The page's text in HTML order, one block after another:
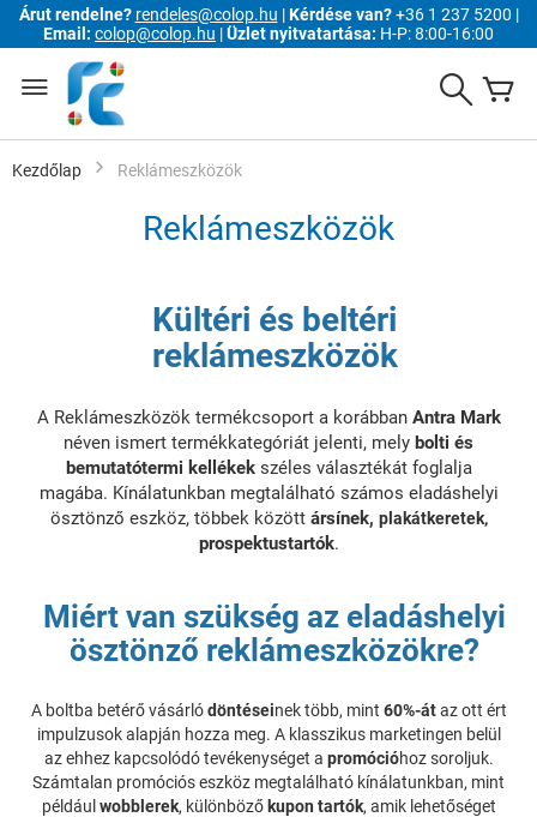
Árut rendelne? rendeles@colop.hu |Kérdése van?+36 1 237 5200 |
Email: colop@colop.hu |Üzlet nyitvatartása: H-P: 8:00-16:00
Search
Kezdőlap Reklámeszközök
Reklámeszközök
Kültéri és beltéri
reklámeszközök
A Reklámeszközök termékcsoport a korábban Antra Mark
néven ismert termékkategóriát jelenti, mely bolti és
bemutatótermi kellékekszéles választékát foglalja
magába. Kínálatunkban megtalálható számos eladáshelyi
ösztönző eszköz, többek között ársínek, plakátkeretek,
prospektustartók.
Miért van szükség az eladáshelyi
ösztönző reklámeszközökre?
A boltba betérő vásárlódöntéseinek több, mint 60%-átaz ott ért
impulzusok alapján hozza meg. A klasszikus marketingen belül
az ehhez kapcsolódó tevékenységet a promócióhoz soroljuk.
Számtalan promóciós eszköz megtalálható kínálatunkban, mint
példáulwobblerek, különbözőkupon tartók, amik lehetőséget